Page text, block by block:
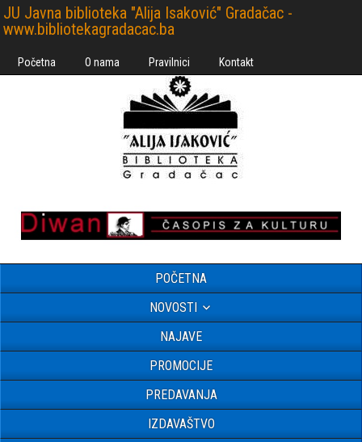
JU Javna biblioteka "Alija Isaković" Gradačac -
www.bibliotekagradacac.ba
Početna O nama Pravilnici Kontakt
POČETNA
NOVOSTI
NAJAVE
PROMOCIJE
PREDAVANJA
IZDAVAŠTVO